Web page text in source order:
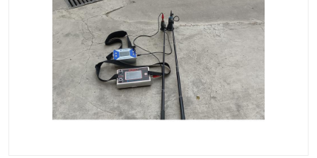
自来水管漏水 管道疏通
高压车疏通清淤